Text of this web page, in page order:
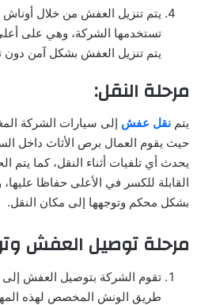
يتم تنزيل العفش من خلال
تستخدمها الشركة، وهي على
يتم تنزيل العفش بشكل آمن دون
مرحلة النقل:
يتم نقل عفش إلى سيارات الشركة
حيث يقوم العمال برص الأثاث داخل
يحدث أي تلفيات أثناء النقل، كما
القابلة للكسر في الأعلى حفاظا
بشكل محكم وتوجهها إلى مكان النقل.
مرحلة توصيل العفش
تقوم الشركة بتوصيل العفش إلى
طريق الونش المخصص لهذه